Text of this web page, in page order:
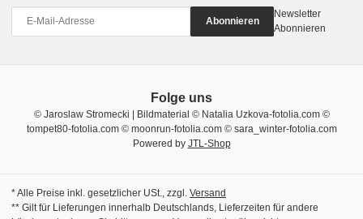
Abonnieren
Newsletter
Abonnieren
© Jaroslaw Stromecki | Bildmaterial © Natalia Uzkova-fotolia.com ©
tompet80-fotolia.com © moonrun-fotolia.com © sara_winter-fotolia.com
Powered by JTL-Shop
Folge uns
* Alle Preise inkl. gesetzlicher USt., zzgl. Versand
** Gilt für Lieferungen innerhalb Deutschlands, Lieferzeiten für andere